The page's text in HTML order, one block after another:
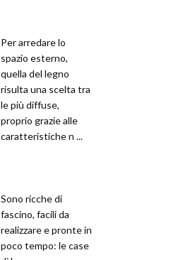
Per arredare lo
spazio esterno,
quella del legno
risulta una scelta tra
le più diffuse,
proprio grazie alle
caratteristiche n ...
Sono ricche di
fascino, facili da
realizzare e pronte in
poco tempo: le case